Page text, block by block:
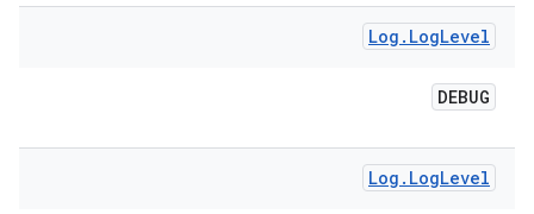
Log . LogLevel
DEBUG
Log . LogLevel